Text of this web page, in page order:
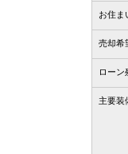
お住ま
売却希
ローン
主要装